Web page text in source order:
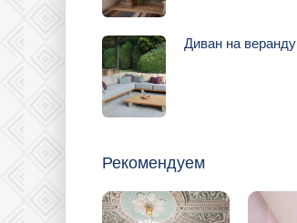
Диван на веранду
Рекомендуем